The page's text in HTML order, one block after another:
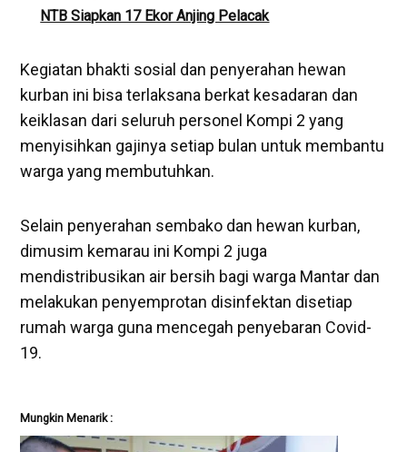
NTB Siapkan 17 Ekor Anjing Pelacak
Kegiatan bhakti sosial dan penyerahan hewan
kurban ini bisa terlaksana berkat kesadaran dan
keiklasan dari seluruh personel Kompi 2 yang
menyisihkan gajinya setiap bulan untuk membantu
warga yang membutuhkan.
Selain penyerahan sembako dan hewan kurban,
dimusim kemarau ini Kompi 2 juga
mendistribusikan air bersih bagi warga Mantar dan
melakukan penyemprotan disinfektan disetiap
rumah warga guna mencegah penyebaran Covid-
19.
Mungkin Menarik :